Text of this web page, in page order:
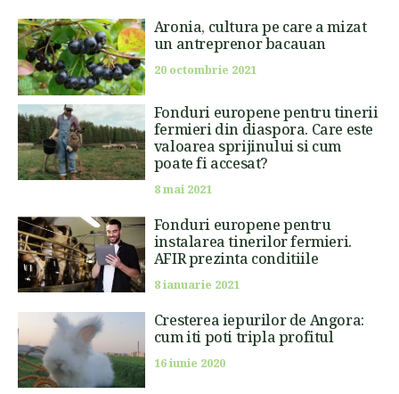
Aronia, cultura pe care a mizat
un antreprenor bacauan
20 octombrie 2021
Fonduri europene pentru tinerii
fermieri din diaspora. Care este
valoarea sprijinului si cum
poate fi accesat?
8 mai 2021
Fonduri europene pentru
instalarea tinerilor fermieri.
AFIR prezinta conditiile
8 ianuarie 2021
Cresterea iepurilor de Angora:
cum iti poti tripla profitul
16 iunie 2020